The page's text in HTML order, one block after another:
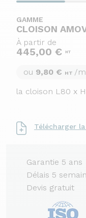
GAMME
CLOISON
À partir de
445,00 € HT
ou 9,80 € HT /
la cloison L80 x
Télécharger
Garantie 5 ans
Délais 5
Devis gratuit